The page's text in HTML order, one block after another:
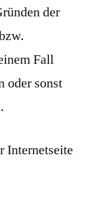
der
Fall
oder sonst
Internetseite